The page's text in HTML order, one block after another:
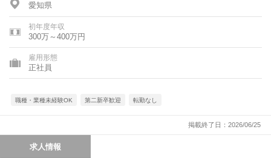
愛知県
初年度年収
300万～400万円
雇用形態
正社員
職種・業種未経験OK 第二新卒歓迎 転勤なし
掲載終了日：2026/06/25
求人情報